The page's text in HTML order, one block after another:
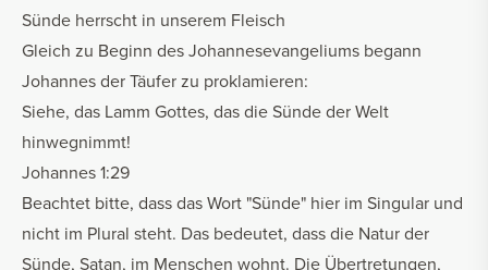
Sünde herrscht in unserem Fleisch
Gleich zu Beginn des Johannesevangeliums begann
Johannes der Täufer zu proklamieren:
Siehe, das Lamm Gottes, das die Sünde der Welt
hinwegnimmt!
Johannes 1:29
Beachtet bitte, dass das Wort "Sünde" hier im Singular und
nicht im Plural steht. Das bedeutet, dass die Natur der
Sünde, Satan, im Menschen wohnt. Die Übertretungen,